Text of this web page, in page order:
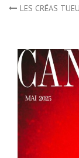
de
LES CRÉAS